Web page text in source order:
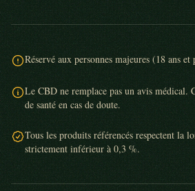
Réservé aux personnes majeures (18 ans et
Le CBD ne remplace pas un avis médical.
de santé en cas de doute.
Tous les produits référencés respectent la
strictement inférieur à 0,3 %.